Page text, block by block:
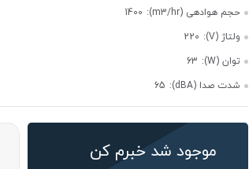
حجم هوادهی (m3/hr):
1400
ولتاژ (V):
220
توان (W):
63
شدت صدا (dBA):
65
موجود شد خبرم کن